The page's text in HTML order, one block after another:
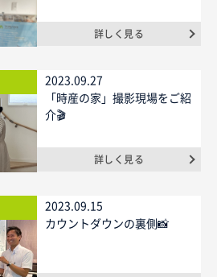
イベントに参加
モデルハウスを見る
請求・お問い合わせ
イバシーポリシー
スメントに関する基本方針
詳しく見る
2023.09.27
「時産の家」撮影現場をご紹
介🎬
詳しく見る
2023.09.15
カウントダウンの裏側📸